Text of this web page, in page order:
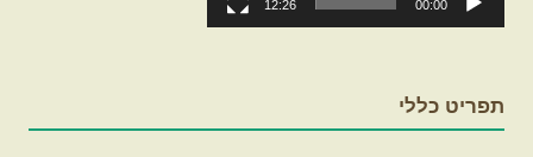
00:00
12:26
תפריט כללי